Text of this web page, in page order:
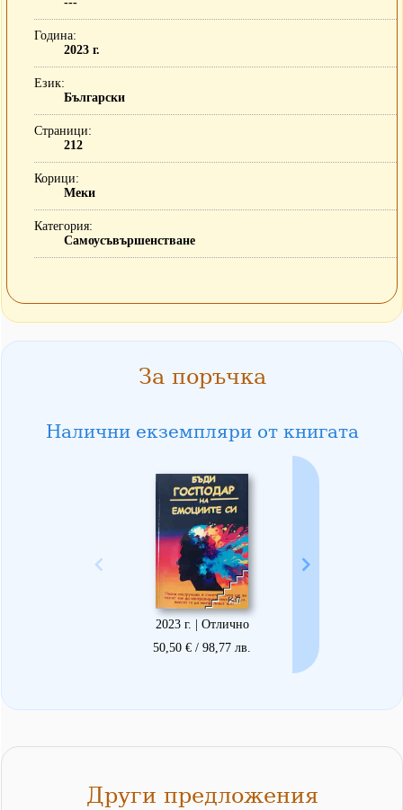
Година
2023 г.
Език
Български
Страници
212
Корици
Меки
Категория
Самоусъвършенстване
За поръчка
Налични екземпляри от книгата
2023 г. | Отлично
50,50 € / 98,77 лв.
Други предложения